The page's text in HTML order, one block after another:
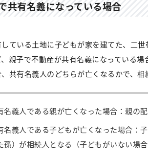
共有名義になっている場合
ている土地に子どもが家を建てた、二
親子で不動産が共有名義になっている場
共有名義人のどちらが亡くなるかで、相
名義人である親が亡くなった場合：親の
名義人である子どもが亡くなった場合：
孫）が相続人となる（子どもがいない場